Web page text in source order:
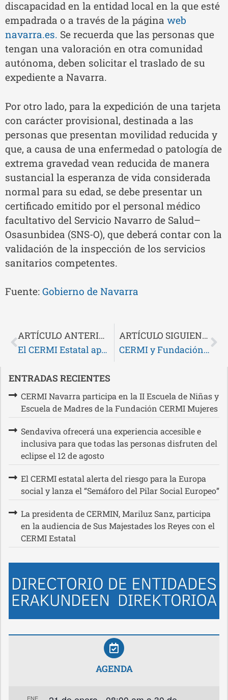
discapacidad en la entidad local en la que esté
empadrada o a través de la página web
navarra.es. Se recuerda que las personas que
tengan una valoración en otra comunidad
autónoma, deben solicitar el traslado de su
expediente a Navarra.
Por otro lado, para la expedición de una tarjeta
con carácter provisional, destinada a las
personas que presentan movilidad reducida y
que, a causa de una enfermedad o patología de
extrema gravedad vean reducida de manera
sustancial la esperanza de vida considerada
normal para su edad, se debe presentar un
certificado emitido por el personal médico
facultativo del Servicio Navarro de Salud–
Osasunbidea (SNS-O), que deberá contar con la
validación de la inspección de los servicios
sanitarios competentes.
Fuente: Gobierno de Navarra
ARTÍCULO ANTERIOR
El CERMI Estatal aprueba un documento con su propuesta de agenda política para la infancia con discapacidad hasta 2030
ARTÍCULO SIGUIENTE
CERMI y Fundación ONCE aconsejan una serie de herramienta de Inteligencia Artificial para la mejor gestión de las entidades sociales
ENTRADAS RECIENTES
CERMI Navarra participa en la II Escuela de Niñas y
Escuela de Madres de la Fundación CERMI Mujeres
Sendaviva ofrecerá una experiencia accesible e
inclusiva para que todas las personas disfruten del
eclipse el 12 de agosto
El CERMI estatal alerta del riesgo para la Europa
social y lanza el “Semáforo del Pilar Social Europeo”
La presidenta de CERMIN, Mariluz Sanz, participa
en la audiencia de Sus Majestades los Reyes con el
CERMI Estatal
AGENDA
ENE